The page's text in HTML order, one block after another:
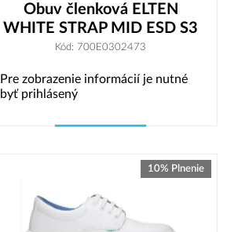
Obuv členková ELTEN
WHITE STRAP MID ESD S3
Kód: 700E0302473
Pre zobrazenie informácií je nutné
byť prihlásený
10% Plnenie